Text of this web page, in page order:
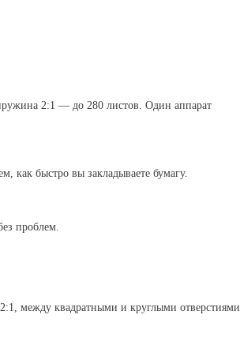
2:1 — до 280 листов. Один аппарат
как быстро вы закладываете бумагу.
проблем.
между квадратными и круглыми отверстиями